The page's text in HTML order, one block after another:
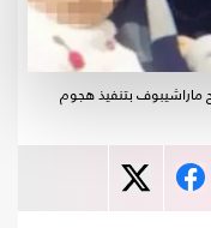
ماراشيبوف بتنفيذ هجوم